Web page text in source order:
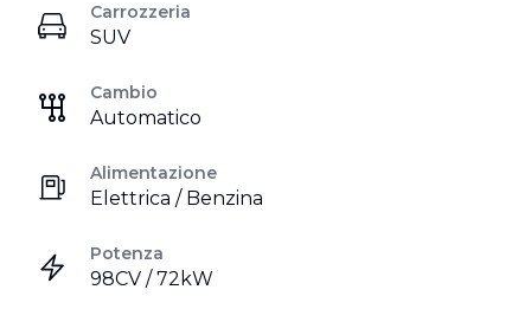
Carrozzeria
SUV
Cambio
Automatico
Alimentazione
Elettrica / Benzina
Potenza
98CV / 72kW